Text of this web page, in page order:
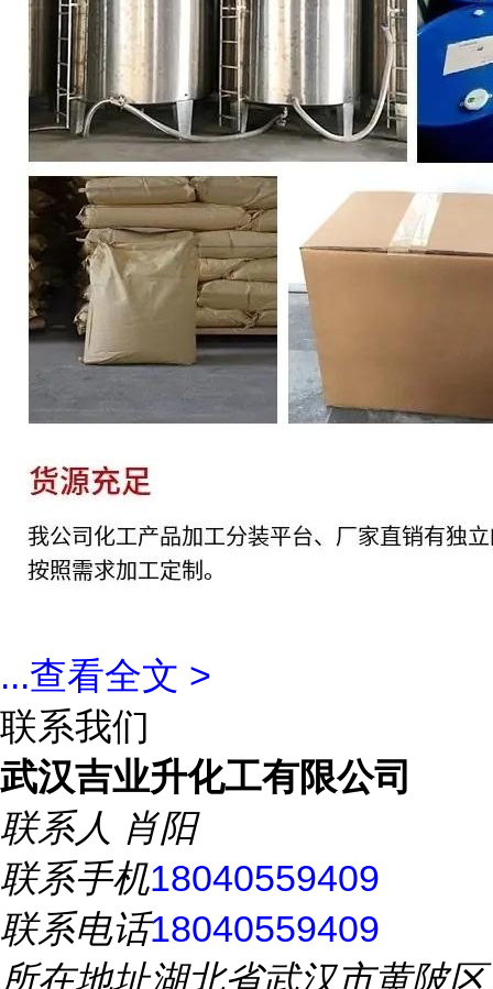
...查看全文 >
联系我们
武汉吉业升化工有限公司
联系人 肖阳
联系手机18040559409
联系电话18040559409
所在地址湖北省武汉市黄陂区